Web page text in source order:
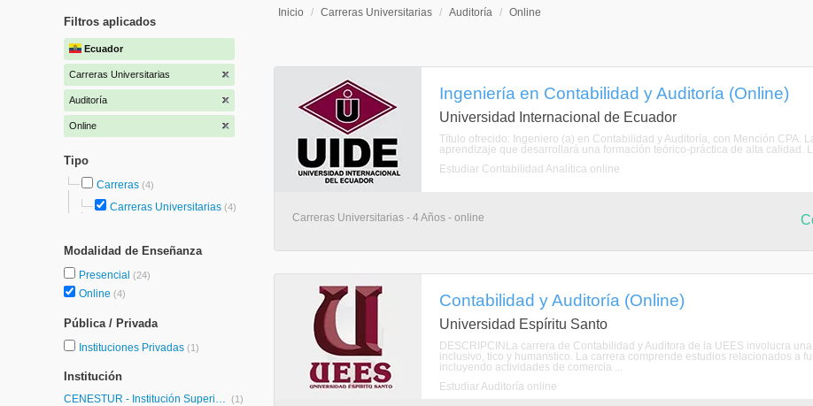
Filtros aplicados
Ecuador
Carreras Universitarias
Auditoría
Online
Tipo
Carreras (4)
Carreras Universitarias (4)
Modalidad de Enseñanza
Presencial (24)
Online (4)
Pública / Privada
Instituciones Privadas (1)
Institución
CENESTUR - Institución Superior Tecnológico CENESTUR (1)
Inicio / Carreras Universitarias / Auditoría / Online
Ingeniería en Contabilidad y Auditoría (Online)
Universidad Internacional de Ecuador
Título ofrecido: Ingeniero (a) en Contabilidad y Auditoría, con Mención CPA.
aprendizaje que desarrollará una formación teórico-práctica de alta calidad.
Estudiar Contabilidad Analítica online
Carreras Universitarias - 4 Años - online
Contabilidad y Auditoría (Online)
Universidad Espíritu Santo
DESCRIPCINLa carrera de Contabilidad y Auditora de la UEES involucra
inclusivo, tico y humanstico. La carrera comprende estudios relacionados a
incluyendo actividades de comercia ...
Estudiar Auditoría online